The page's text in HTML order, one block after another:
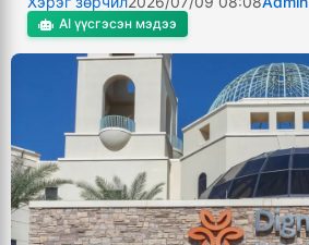
AI үүсгэсэн мэдээ